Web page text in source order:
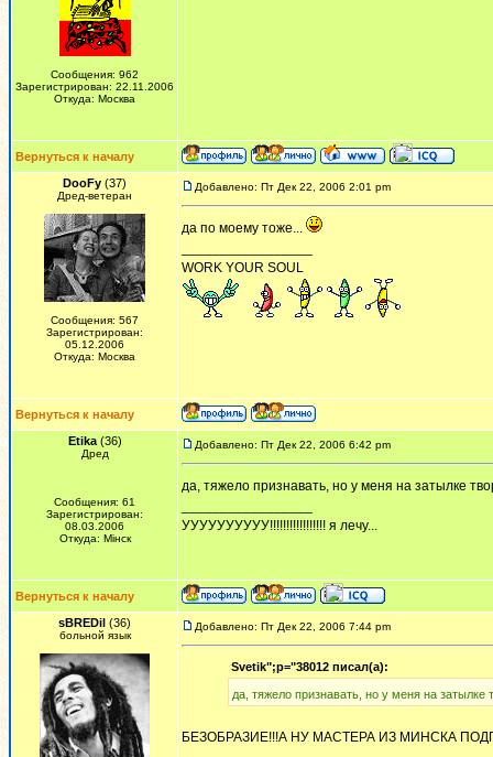
Сообщения: 962
Зарегистрирован: 22.11.2006
Откуда: Москва
Вернуться к началу
DooFy (37)
Дред-ветеран
Сообщения: 567
Зарегистрирован:
05.12.2006
Откуда: Москва
Добавлено: Пт Дек 22, 2006 2:01 pm
да по моему тоже...
WORK YOUR SOUL
Вернуться к началу
Etika(36)
Дред
Сообщения: 61
Зарегистрирован:
08.03.2006
Откуда: Мiнск
Добавлено: Пт Дек 22, 2006 6:42 pm
да, тяжело признавать, но у меня на затылке
УУУУУУУУУУ!!!!!!!!!!!!!!!!! я лечу...
Вернуться к началу
sBREDil (36)
больной язык
Добавлено: Пт Дек 22, 2006 7:44 pm
Svetik";p="38012 писал(а):
да, тяжело признавать, но у меня на
БЕЗОБРАЗИЕ!!!А НУ МАСТЕРА ИЗ МИНСКА